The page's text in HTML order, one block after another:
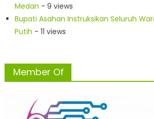
Medan - 9 views
Bupati Asahan Instruksikan Seluruh
Putih - 11 views
Member Of